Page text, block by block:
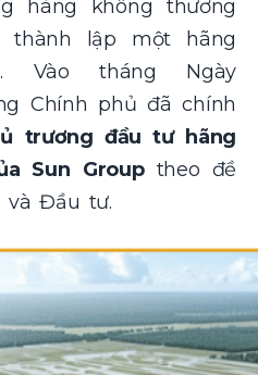
hàng không thương
thành lập một hãng
Vào tháng Ngày
Chính phủ đã chính
trương đầu tư hãng
Sun Grouptheo đề
và Đầu tư.